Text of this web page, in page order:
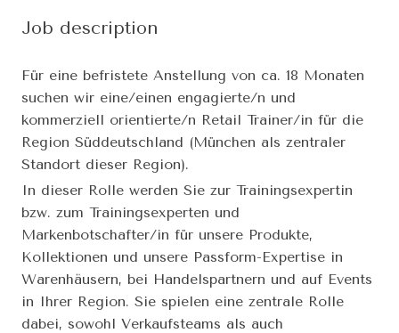
Job description
Für eine befristete Anstellung von ca. 18 Monaten
suchen wir eine/einen engagierte/n und
kommerziell orientierte/n Retail Trainer/in für die
Region Süddeutschland (München als zentraler
Standort dieser Region).
In dieser Rolle werden Sie zur Trainingsexpertin
bzw. zum Trainingsexperten und
Markenbotschafter/in für unsere Produkte,
Kollektionen und unsere Passform-Expertise in
Warenhäusern, bei Handelspartnern und auf Events
in Ihrer Region. Sie spielen eine zentrale Rolle
dabei, sowohl Verkaufsteams als auch